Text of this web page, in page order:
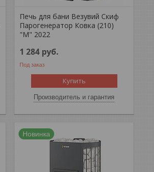
Печь для бани Везувий Скиф
Парогенератор Ковка (210)
"М" 2022
1 284 руб.
Под заказ
Купить
Производитель и гарантия
Новинка